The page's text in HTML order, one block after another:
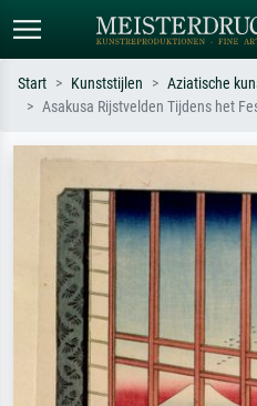
Zoek op kunstenaar, titel of stijl – bijv.
Monet, Sterrennacht, impressionisme,
Hokusai-golf, naakt.
Start Kunststijlen Aziatische
Asakusa Rijstvelden Tijdens het